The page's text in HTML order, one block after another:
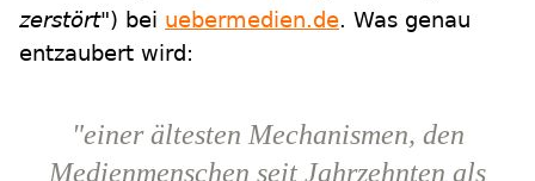
zerstört") bei uebermedien.de. Was genau
entzaubert wird:
"einer ältesten Mechanismen, den
Medienmenschen seit Jahrzehnten als